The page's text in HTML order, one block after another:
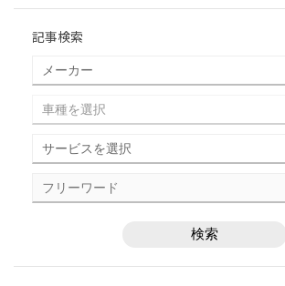
記事検索